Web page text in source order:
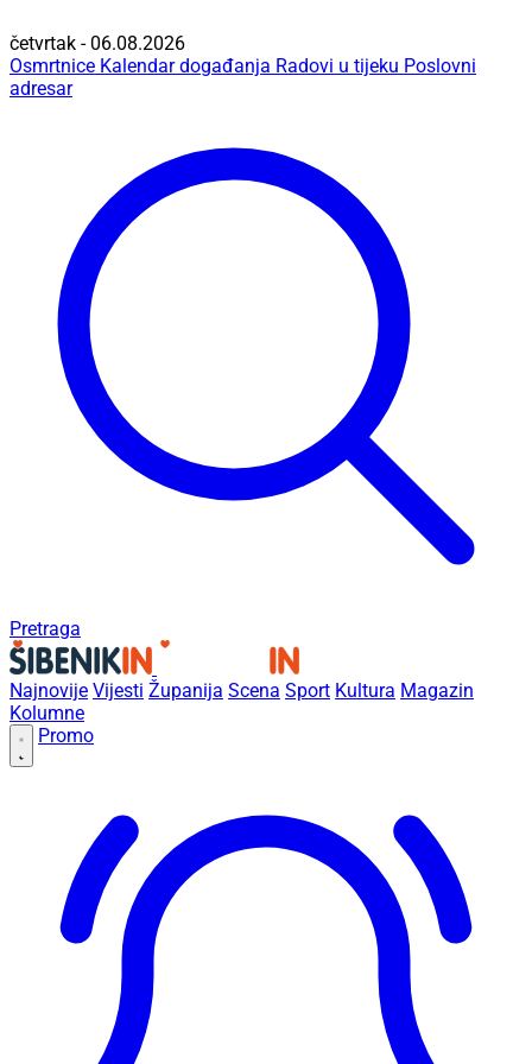
četvrtak - 06.08.2026
Osmrtnice Kalendar događanja Radovi u tijeku Poslovni
adresar
Pretraga
Najnovije Vijesti Županija Scena Sport Kultura Magazin
Kolumne
Promo